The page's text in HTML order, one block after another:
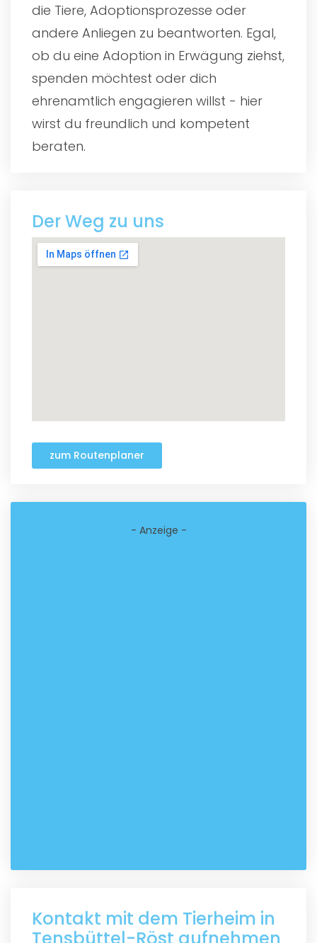
die Tiere, Adoptionsprozesse oder
andere Anliegen zu beantworten. Egal,
ob du eine Adoption in Erwägung ziehst,
spenden möchtest oder dich
ehrenamtlich engagieren willst - hier
wirst du freundlich und kompetent
beraten.
Der Weg zu uns
zum Routenplaner
- Anzeige -
Kontakt mit dem Tierheim in
Tensbüttel-Röst aufnehmen